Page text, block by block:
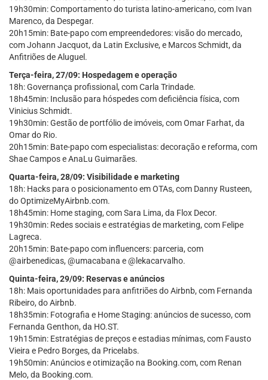
19h30min: Comportamento do turista latino-americano, com Ivan
Marenco, da Despegar.
20h15min: Bate-papo com empreendedores: visão do mercado,
com Johann Jacquot, da Latin Exclusive, e Marcos Schmidt, da
Anfitriões de Aluguel.
Terça-feira, 27/09: Hospedagem e operação
18h: Governança profissional, com Carla Trindade.
18h45min: Inclusão para hóspedes com deficiência física, com
Vinicius Schmidt.
19h30min: Gestão de portfólio de imóveis, com Omar Farhat, da
Omar do Rio.
20h15min: Bate-papo com especialistas: decoração e reforma, com
Shae Campos e AnaLu Guimarães.
Quarta-feira, 28/09: Visibilidade e marketing
18h: Hacks para o posicionamento em OTAs, com Danny Rusteen,
do OptimizeMyAirbnb.com.
18h45min: Home staging, com Sara Lima, da Flox Decor.
19h30min: Redes sociais e estratégias de marketing, com Felipe
Lagreca.
20h15min: Bate-papo com influencers: parceria, com
@airbenedicas, @umacabana e @lekacarvalho.
Quinta-feira, 29/09: Reservas e anúncios
18h: Mais oportunidades para anfitriões do Airbnb, com Fernanda
Ribeiro, do Airbnb.
18h35min: Fotografia e Home Staging: anúncios de sucesso, com
Fernanda Genthon, da HO.ST.
19h15min: Estratégias de preços e estadias mínimas, com Fausto
Vieira e Pedro Borges, da Pricelabs.
19h50min: Anúncios e otimização na Booking.com, com Renan
Melo, da Booking.com.